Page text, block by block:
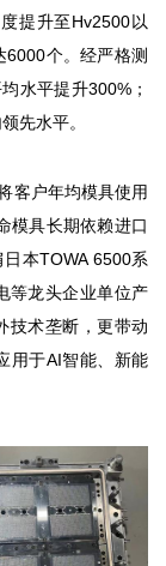
提升至Hv2500以
个。经严格测
水平提升300%；
先水平。
客户年均模具使用
模具长期依赖进口
本TOWA 6500系
等龙头企业单位产
技术垄断，更带动
用于AI智能、新能